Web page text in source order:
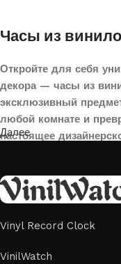
Часы из
Откройте для себя
декора — часы из
эксклюзивный
любой комнате и
настоящее
аксессуар идеально
офиса или даже для
творческого
Картины на
Далее
Vinyl Record Clock
VinilWatch